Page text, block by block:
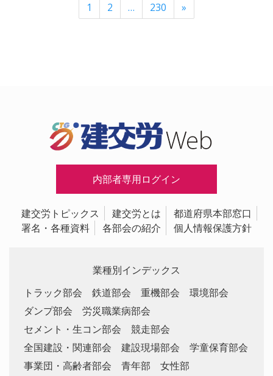
1 2 … 230 »
内部者専用ログイン
建交労トピックス 建交労とは
都道府県本部窓口
署名・各種資料
各部会の紹介 個人情報保護方針
業種別インデックス
トラック部会
鉄道部会 重機部会
環境部会
ダンプ部会
労災職業病部会
セメント・生コン部会
競走部会
全国建設・関連部会
建設現場部会
学童保育部会
事業団・高齢者部会
青年部 女性部